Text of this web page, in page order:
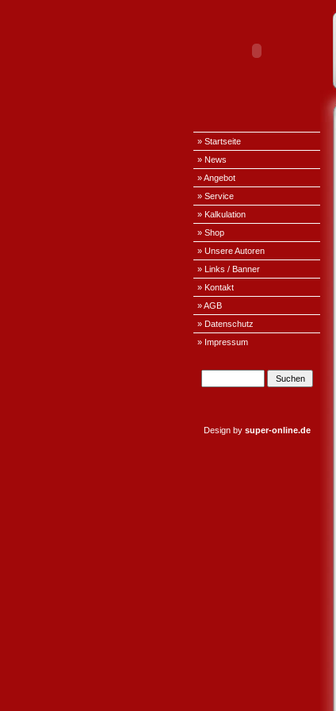
» Startseite
» News
» Angebot
» Service
» Kalkulation
» Shop
» Unsere Autoren
» Links / Banner
» Kontakt
» AGB
» Datenschutz
» Impressum
Design by super-online.de